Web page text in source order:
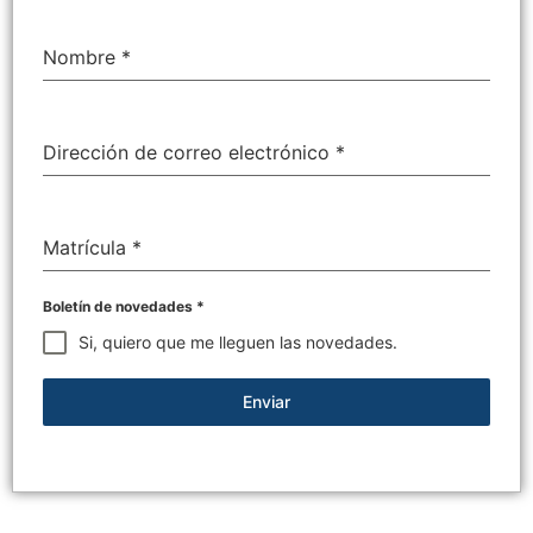
Nombre *
Dirección de correo electrónico *
Matrícula *
Boletín de novedades *
Si, quiero que me lleguen las novedades.
Enviar